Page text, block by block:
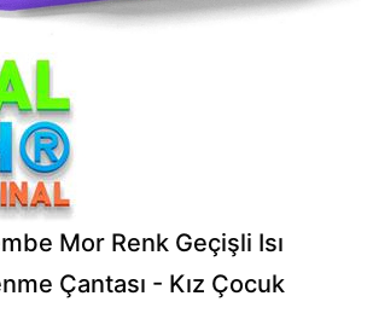
Mor Renk Geçişli Isı
Çantası - Kız Çocuk